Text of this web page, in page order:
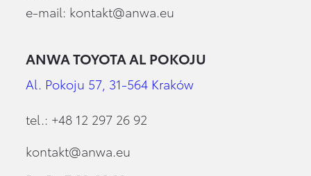
e-mail: kontakt@anwa.eu
ANWA TOYOTA AL POKOJU
Al. Pokoju 57, 31-564 Kraków
tel.: +48 12 297 26 92
kontakt@anwa.eu